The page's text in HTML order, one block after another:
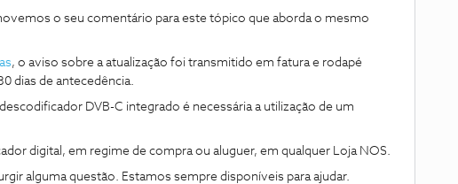
o seu comentário para este tópico que aborda o mesmo
, o aviso sobre a atualização foi transmitido em fatura e rodapé
dias de antecedência.
DVB-C integrado é necessária a utilização de um
digital, em regime de compra ou aluguer, em qualquer Loja NOS.
alguma questão. Estamos sempre disponíveis para ajudar.